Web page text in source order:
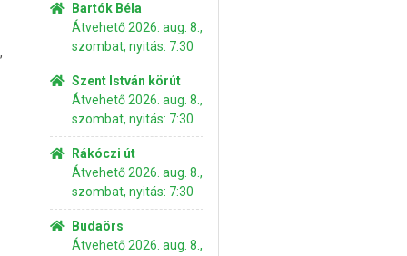
Bartók Béla
Átvehető 2026. aug. 8.,
szombat, nyitás: 7:30
Szent István körút
Átvehető 2026. aug. 8.,
szombat, nyitás: 7:30
Rákóczi út
Átvehető 2026. aug. 8.,
szombat, nyitás: 7:30
Budaörs
Átvehető 2026. aug. 8.,